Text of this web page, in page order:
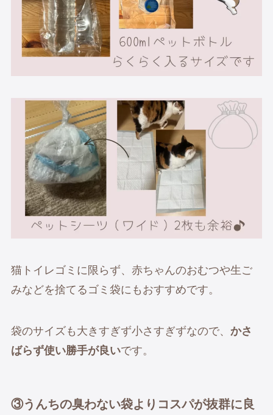
猫トイレゴミに限らず、赤ちゃんのおむつや生ご
みなどを捨てるゴミ袋にもおすすめです。
袋のサイズも大きすぎず小さすぎずなので、 かさ
ばらず使い勝手が良いです。
③うんちの臭わない袋よりコスパが抜群に良